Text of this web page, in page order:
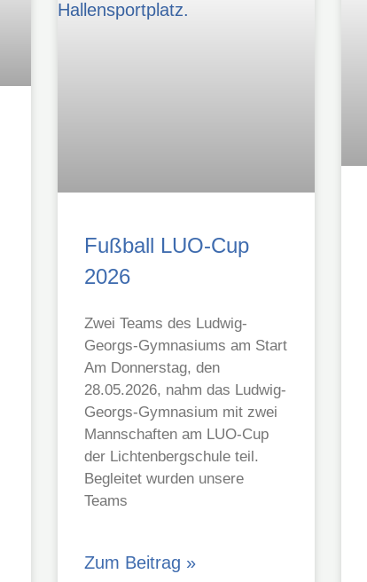
Fußball LUO-Cup
2026
Zwei Teams des Ludwig-
Georgs-Gymnasiums am Start
Am Donnerstag, den
28.05.2026, nahm das Ludwig-
Georgs-Gymnasium mit zwei
Mannschaften am LUO-Cup
der Lichtenbergschule teil.
Begleitet wurden unsere
Teams
Zum Beitrag »